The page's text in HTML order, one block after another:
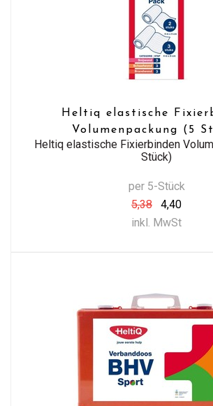
Heltiq elastische
Volumenpackung (5
Heltiq elastische Fixierbinden
Stück)
per 5-Stück
5,38
4,40
inkl. MwSt